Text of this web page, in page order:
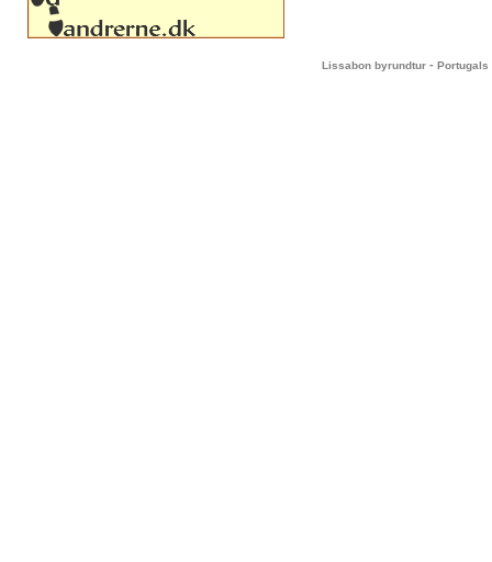
Lissabon byrundtur - Portugals